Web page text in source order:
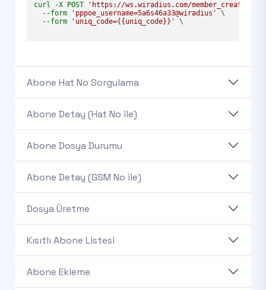
curl -X POST
'https://ws.wiradius.com/member_create/
  --form
'pppoe_username=5a6s46a33@wiradius'
\
  --form
'uniq_code={{uniq_code}}' \
Abone Hat No Sorgulama
Abone Detay (Hat No ile)
Abone Dosya Durumu
Abone Detay (GSM No ile)
Dosya Üretme
Kısıtlı Abone Listesi
Abone Ekleme